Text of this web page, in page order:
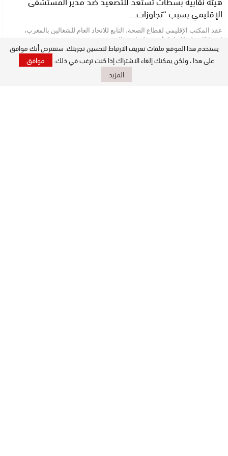
الإقليمي بسبب “تجاوزات…
عقد المكتب الإقليمي لقطاع الصحة، التابع للاتحاد العام للشغالين بالمغرب،
اجتماعًا تنظيميًا هامًا، خُصص لتدارس الوضع…
يستخدم هذا الموقع ملفات تعريف الارتباط لتحسين تجربتك. سنفترض أنك موافق
على هذا ، ولكن يمكنك إلغاء الاشتراك إذا كنت ترغب في ذلك.
موافق
المزيد